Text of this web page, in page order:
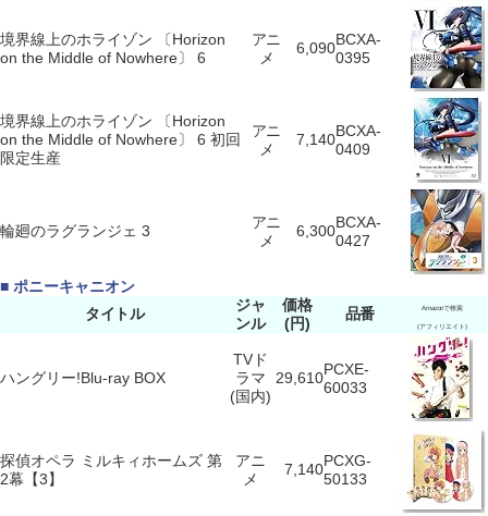
境界線上のホライゾン 〔Horizon
on the Middle of Nowhere〕 6
アニ
メ
6,090BCXA-
0395
境界線上のホライゾン 〔Horizon
on the Middle of Nowhere〕 6 初回
限定生産
アニ
メ
7,140BCXA-
0409
輪廻のラグランジェ 3
アニ
メ
6,300BCXA-
0427
■ ポニーキャニオン
タイトル
ジャ
ンル
価格
(円)
品番 Amazonで検索
(アフィリエイト)
ハングリー!Blu-ray BOX
TVド
ラマ
(国内)
29,610PCXE-
60033
探偵オペラ ミルキィホームズ 第
2幕【3】
アニ
メ
7,140PCXG-
50133